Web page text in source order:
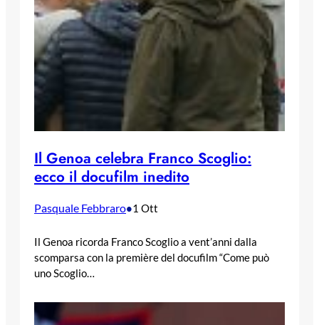
Il Genoa celebra Franco Scoglio:
ecco il docufilm inedito
Pasquale Febbraro•1 Ott
Il Genoa ricorda Franco Scoglio a vent’anni dalla
scomparsa con la première del docufilm “Come può
uno Scoglio…